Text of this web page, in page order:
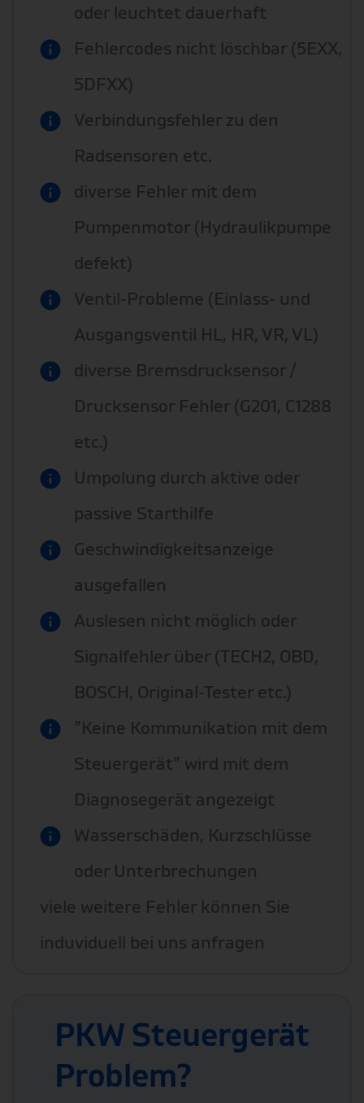
oder leuchtet dauerhaft
Fehlercodes nicht löschbar (5EXX,
5DFXX)
Verbindungsfehler zu den
Radsensoren etc.
diverse Fehler mit dem
Pumpenmotor (Hydraulikpumpe
defekt)
Ventil-Probleme (Einlass- und
Ausgangsventil HL, HR, VR, VL)
diverse Bremsdrucksensor /
Drucksensor Fehler (G201, C1288
etc.)
Umpolung durch aktive oder
passive Starthilfe
Geschwindigkeitsanzeige
ausgefallen
Auslesen nicht möglich oder
Signalfehler über (TECH2, OBD,
BOSCH, Original-Tester etc.)
”Keine Kommunikation mit dem
Steuergerät” wird mit dem
Diagnosegerät angezeigt
Wasserschäden, Kurzschlüsse
oder Unterbrechungen
viele weitere Fehler können Sie
induviduell bei uns anfragen
PKW Steuergerät
Problem?